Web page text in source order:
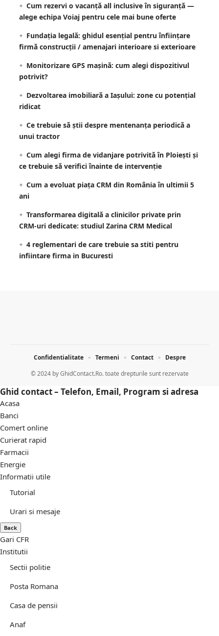
Cum rezervi o vacanță all inclusive în siguranță —
alege echipa Voiaj pentru cele mai bune oferte
Fundația legală: ghidul esențial pentru înființare
firmă construcții / amenajari interioare si exterioare
Monitorizare GPS mașină: cum alegi dispozitivul
potrivit?
Dezvoltarea imobiliară a Iașului: zone cu potențial
ridicat
Ce trebuie să știi despre mentenanța periodică a
unui tractor
Cum alegi firma de vidanjare potrivită în Ploiești și
ce trebuie să verifici înainte de intervenție
Cum a evoluat piața CRM din România în ultimii 5
ani
Transformarea digitală a clinicilor private prin
CRM-uri dedicate: studiul Zarina CRM Medical
4 reglementari de care trebuie sa stiti pentru
infiintare firma in Bucuresti
© 2024 byGhidContact.Ro. toate drepturile sunt rezervate
Confidentialitate Termeni Contact Despre
Ghid contact – Telefon, Email, Program si adresa
Acasa
Banci
Comert online
Curierat rapid
Farmacii
Energie
Informatii utile
Tutorial
Urari si mesaje
Back
Gari CFR
Institutii
Sectii politie
Posta Romana
Casa de pensii
Anaf